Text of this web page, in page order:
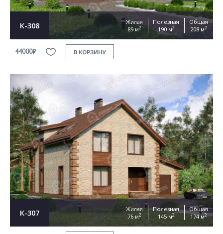
К-308
Жилая
89 м2
Полезная
190 м2
Общая
208 м2
44000₽ В КОРЗИНУ
К-307
Жилая
76 м2
Полезная
145 м2
Общая
174 м2